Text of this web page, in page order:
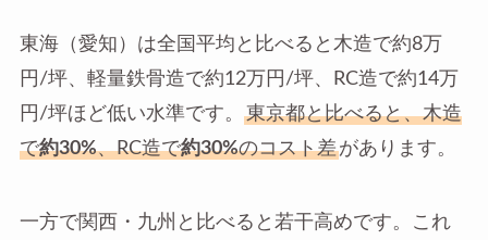
東海（愛知）は全国平均と比べると木造で約8万
円/坪、軽量鉄骨造で約12万円/坪、RC造で約14万
円/坪ほど低い水準です。
東京都と比べると、木造
で約30%、RC造で約30%のコスト差があります。
一方で関西・九州と比べると若干高めです。これ